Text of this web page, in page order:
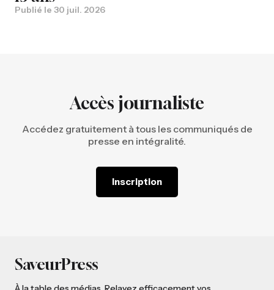
Publié le 30 juil. 2026
Accès journaliste
Accédez gratuitement à tous les communiqués de
presse en intégralité.
Inscription
SaveurPress